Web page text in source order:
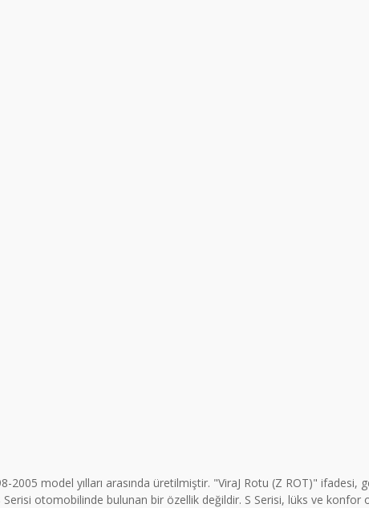
model yılları arasında üretilmiştir. "ViraJ Rotu (Z ROT)" ifadesi,
otomobilinde bulunan bir özellik değildir. S Serisi, lüks ve konfor